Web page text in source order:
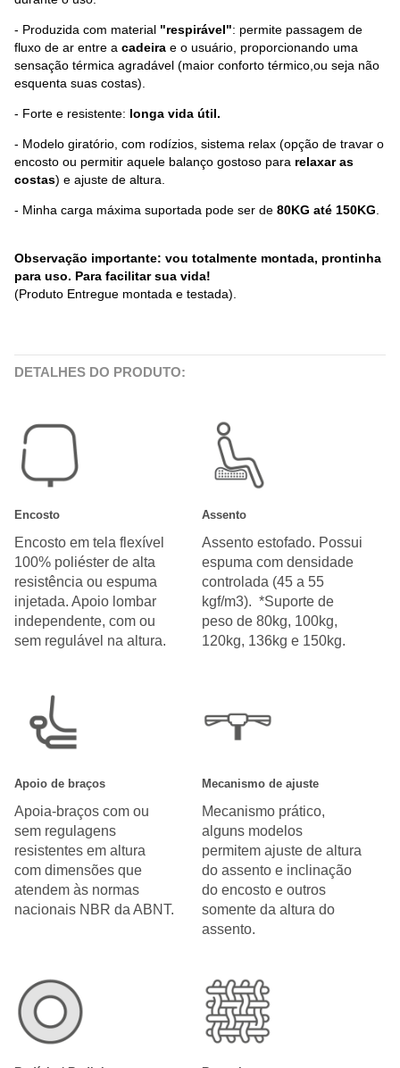
- Produzida com material "respirável": permite passagem de
fluxo de ar entre a cadeira e o usuário, proporcionando uma
sensação térmica agradável (maior conforto térmico,ou seja não
esquenta suas costas).
- Forte e resistente: longa vida útil.
- Modelo giratório, com rodízios, sistema relax (opção de travar o
encosto ou permitir aquele balanço gostoso para relaxar as
costas) e ajuste de altura.
- Minha carga máxima suportada pode ser de 80KG até 150KG
Observação importante: vou totalmente montada, prontinha
para uso. Para facilitar sua vida!
(Produto Entregue montada e testada).
DETALHES DO PRODUTO:
Encosto
Encosto em tela flexível
100% poliéster de alta
resistência ou espuma
injetada. Apoio lombar
independente, com ou
sem regulável na altura.
Assento
Assento estofado. Possui
espuma com densidade
controlada (45 a 55
kgf/m3). *Suporte de
peso de 80kg, 100kg,
120kg, 136kg e 150kg.
Apoio de braços
Apoia-braços com ou
sem regulagens
resistentes em altura
com dimensões que
atendem às normas
nacionais NBR da ABNT.
Mecanismo de ajuste
Mecanismo prático,
alguns modelos
permitem ajuste de altura
do assento e inclinação
do encosto e outros
somente da altura do
assento.